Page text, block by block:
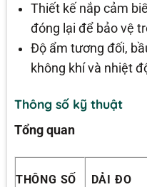
Thiết kế nắp cảm
đóng lại để bảo vệ
Độ ẩm tương đối,
không khí và nhiệt
Thông số kỹ thuật
Tổng quan
THÔNG SỐ DẢI ĐO